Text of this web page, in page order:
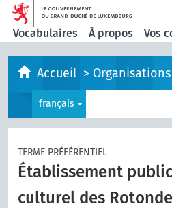
Vocabulaires À propos Vos
Accueil > Organisations
français
TERME PRÉFÉRENTIEL
Établissement
culturel des